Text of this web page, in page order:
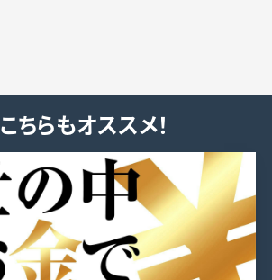
こちらもオススメ！